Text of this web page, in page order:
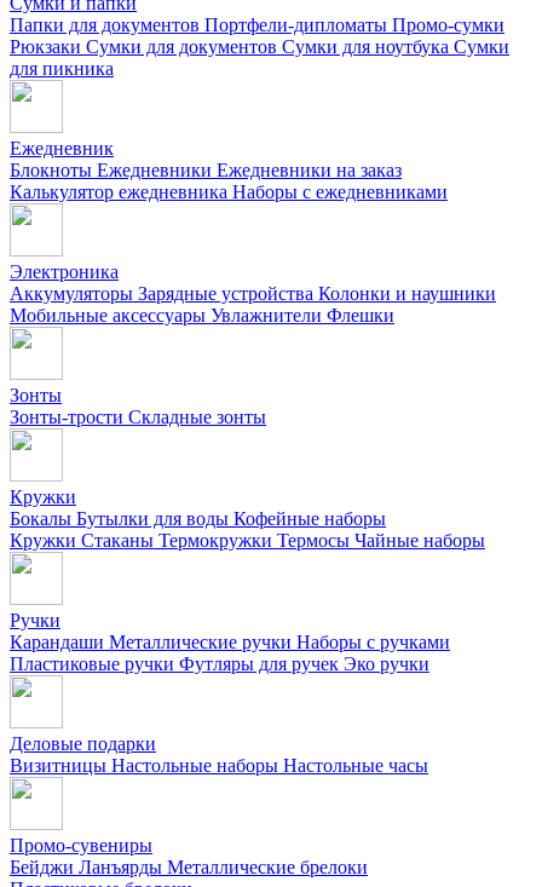
Папки для документов Портфели-дипломаты Промо-сумки
Рюкзаки Сумки для документов Сумки для ноутбука Сумки
для пикника
Ежедневник
Блокноты Ежедневники Ежедневники на заказ
Калькулятор ежедневника Наборы с ежедневниками
Электроника
Аккумуляторы Зарядные устройства Колонки и наушники
Мобильные аксессуары Увлажнители Флешки
Зонты
Зонты-трости Складные зонты
Кружки
Бокалы Бутылки для воды Кофейные наборы
Кружки Стаканы Термокружки Термосы Чайные наборы
Ручки
Карандаши Металлические ручки Наборы с ручками
Пластиковые ручки Футляры для ручек Эко ручки
Деловые подарки
Визитницы Настольные наборы Настольные часы
Промо-сувениры
Бейджи Ланъярды Металлические брелоки